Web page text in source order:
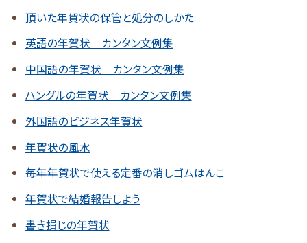
頂いた年賀状の保管と処分のしかた
英語の年賀状 カンタン文例集
中国語の年賀状 カンタン文例集
ハングルの年賀状 カンタン文例集
外国語のビジネス年賀状
年賀状の風水
毎年年賀状で使える定番の消しゴムはんこ
年賀状で結婚報告しよう
書き損じの年賀状